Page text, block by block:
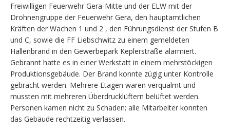
Freiwilligen Feuerwehr Gera-Mitte und der ELW mit der
Drohnengruppe der Feuerwehr Gera, den hauptamtlichen
Kräften der Wachen 1 und 2 , den Führungsdienst der Stufen B
und C, sowie die FF Liebschwitz zu einem gemeldeten
Hallenbrand in den Gewerbepark Keplerstraße alarmiert.
Gebrannt hatte es in einer Werkstatt in einem mehrstöckigen
Produktionsgebäude. Der Brand konnte zügig unter Kontrolle
gebracht werden. Mehrere Etagen waren verqualmt und
mussten mit mehreren Überdrucklüftern belüftet werden.
Personen kamen nicht zu Schaden; alle Mitarbeiter konnten
das Gebäude rechtzeitig verlassen.